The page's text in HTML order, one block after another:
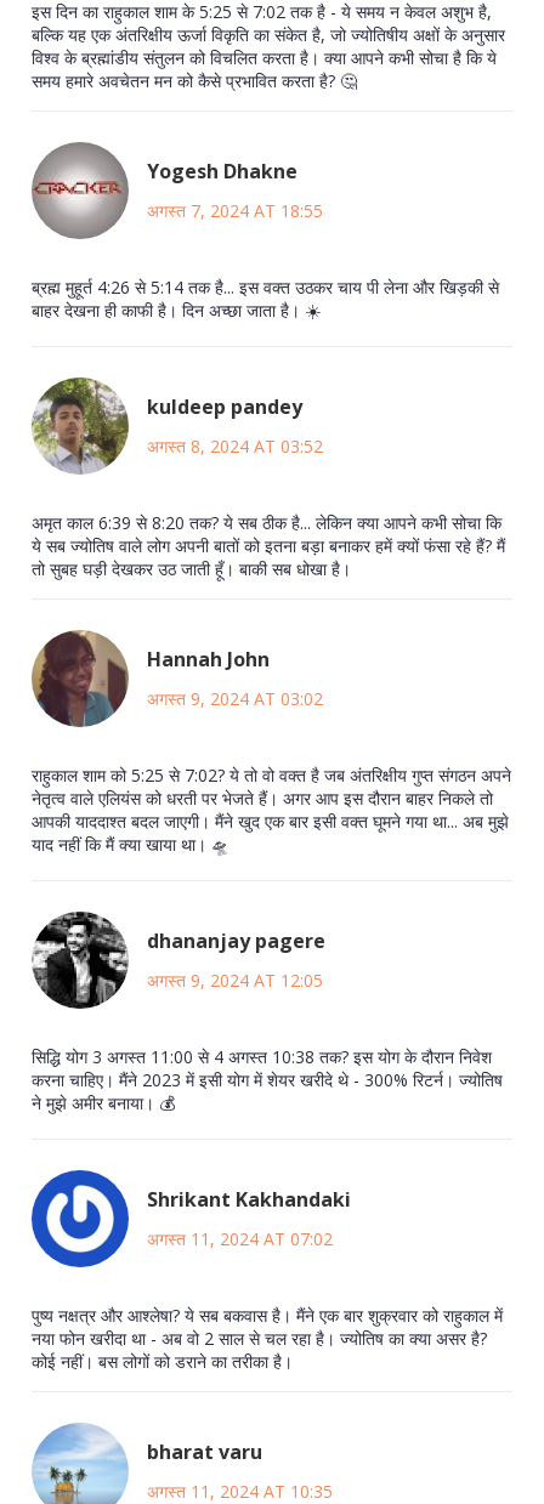
इस दिन का राहुकाल शाम के 5:25 से 7:02 तक है - ये समय न केवल अशुभ है,
बल्कि यह एक अंतरिक्षीय ऊर्जा विकृति का संकेत है, जो ज्योतिषीय अक्षों के अनुसार
विश्व के ब्रह्मांडीय संतुलन को विचलित करता है। क्या आपने कभी सोचा है कि ये
समय हमारे अवचेतन मन को कैसे प्रभावित करता है? 🤔
Yogesh Dhakne
अगस्त 7, 2024 AT 18:55
ब्रह्म मुहूर्त 4:26 से 5:14 तक है... इस वक्त उठकर चाय पी लेना और खिड़की से
बाहर देखना ही काफी है। दिन अच्छा जाता है। ☀️
kuldeep pandey
अगस्त 8, 2024 AT 03:52
अमृत काल 6:39 से 8:20 तक? ये सब ठीक है... लेकिन क्या आपने कभी सोचा कि
ये सब ज्योतिष वाले लोग अपनी बातों को इतना बड़ा बनाकर हमें क्यों फंसा रहे हैं? मैं
तो सुबह घड़ी देखकर उठ जाती हूँ। बाकी सब धोखा है।
Hannah John
अगस्त 9, 2024 AT 03:02
राहुकाल शाम को 5:25 से 7:02? ये तो वो वक्त है जब अंतरिक्षीय गुप्त संगठन अपने
नेतृत्व वाले एलियंस को धरती पर भेजते हैं। अगर आप इस दौरान बाहर निकले तो
आपकी याददाश्त बदल जाएगी। मैंने खुद एक बार इसी वक्त घूमने गया था... अब मुझे
याद नहीं कि मैं क्या खाया था। 🛸
dhananjay pagere
अगस्त 9, 2024 AT 12:05
सिद्धि योग 3 अगस्त 11:00 से 4 अगस्त 10:38 तक? इस योग के दौरान निवेश
करना चाहिए। मैंने 2023 में इसी योग में शेयर खरीदे थे - 300% रिटर्न। ज्योतिष
ने मुझे अमीर बनाया। 💰
Shrikant Kakhandaki
अगस्त 11, 2024 AT 07:02
पुष्य नक्षत्र और आश्लेषा? ये सब बकवास है। मैंने एक बार शुक्रवार को राहुकाल में
नया फोन खरीदा था - अब वो 2 साल से चल रहा है। ज्योतिष का क्या असर है?
कोई नहीं। बस लोगों को डराने का तरीका है।
bharat varu
अगस्त 11, 2024 AT 10:35